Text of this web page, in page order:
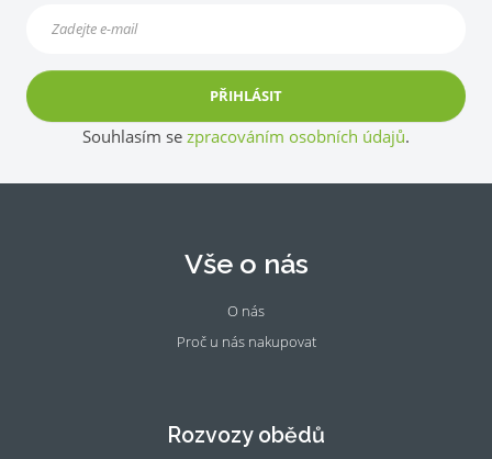
PŘIHLÁSIT
Souhlasím se zpracováním osobních údajů.
Vše o nás
O nás
Proč u nás nakupovat
k
m
Rozvozy obědů